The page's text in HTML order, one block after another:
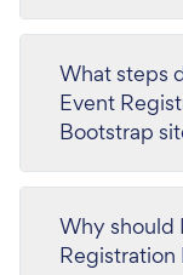
What steps
Event
Bootstrap
Why should
Registration